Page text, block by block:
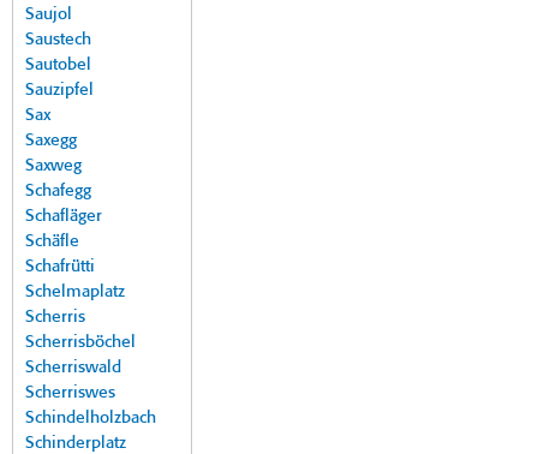
Saujol
Saustech
Sautobel
Sauzipfel
Sax
Saxegg
Saxweg
Schafegg
Schafläger
Schäfle
Schafrütti
Schelmaplatz
Scherris
Scherrisböchel
Scherriswald
Scherriswes
Schindelholzbach
Schinderplatz